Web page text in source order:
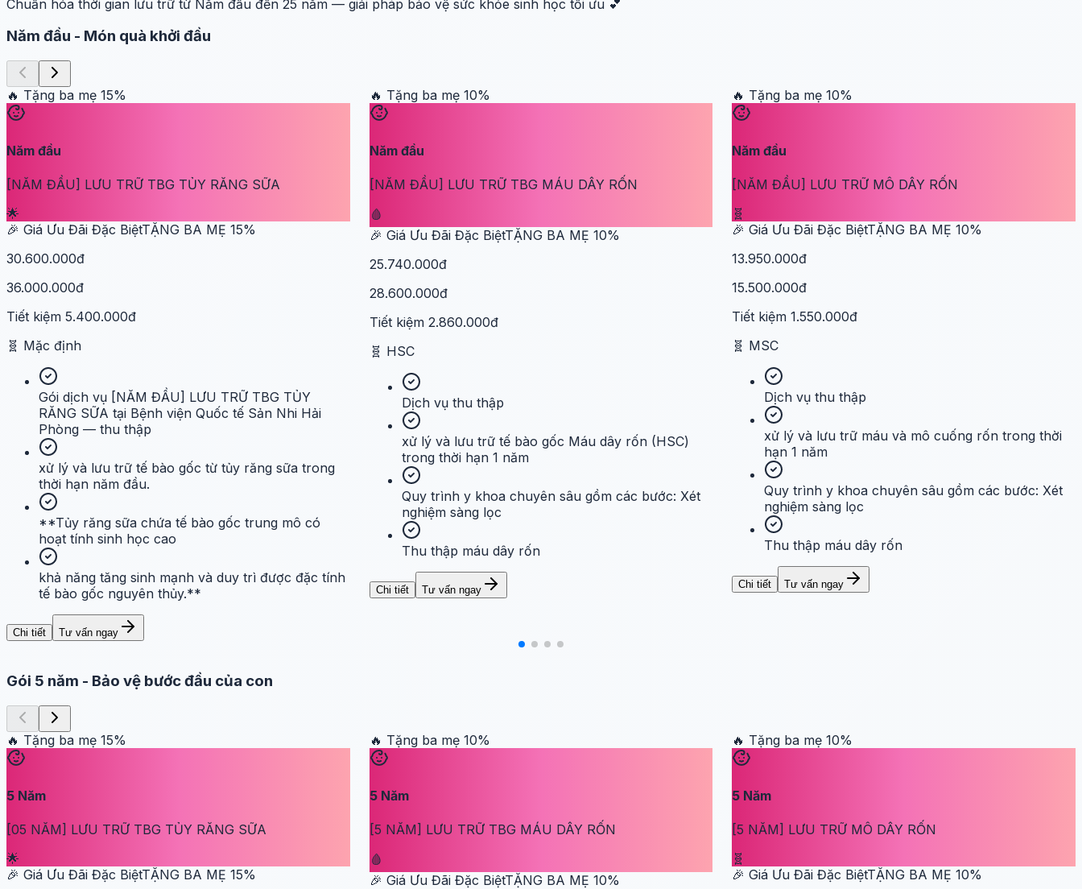
Chuẩn hóa thời gian lưu trữ từ Năm đầu đến 25 năm — giải pháp bảo vệ sức khỏe sinh học tối ưu 💕
Năm đầu - Món quà khởi đầu
🔥 Tặng ba mẹ 15%
Năm đầu
[NĂM ĐẦU] LƯU TRỮ TBG TỦY RĂNG SỮA
🌟
🎉 Giá Ưu Đãi Đặc BiệtTẶNG BA MẸ 15%
30.600.000đ
36.000.000đ
Tiết kiệm 5.400.000đ
🧬 Mặc định
Gói dịch vụ [NĂM ĐẦU] LƯU TRỮ TBG TỦY
RĂNG SỮA tại Bệnh viện Quốc tế Sản Nhi Hải
Phòng — thu thập
xử lý và lưu trữ tế bào gốc từ tủy răng sữa trong
thời hạn năm đầu.
**Tủy răng sữa chứa tế bào gốc trung mô có
hoạt tính sinh học cao
khả năng tăng sinh mạnh và duy trì được đặc tính
tế bào gốc nguyên thủy.**
Chi tiết Tư vấn ngay
🔥 Tặng ba mẹ 10%
Năm đầu
[NĂM ĐẦU] LƯU TRỮ TBG MÁU DÂY RỐN
🩸
🎉 Giá Ưu Đãi Đặc BiệtTẶNG BA MẸ 10%
25.740.000đ
28.600.000đ
Tiết kiệm 2.860.000đ
🧬 HSC
Dịch vụ thu thập
xử lý và lưu trữ tế bào gốc Máu dây rốn (HSC)
trong thời hạn 1 năm
Quy trình y khoa chuyên sâu gồm các bước: Xét
nghiệm sàng lọc
Thu thập máu dây rốn
Chi tiết Tư vấn ngay
🔥 Tặng ba mẹ10%
Năm đầu
[NĂM ĐẦU] LƯU TRỮ MÔ DÂY RỐN
🧬
🎉 Giá Ưu Đãi Đặc BiệtTẶNG BA MẸ10%
13.950.000đ
15.500.000đ
Tiết kiệm1.550.000đ
🧬 MSC
Dịch vụ thu thập
xử lý và lưu trữ máu và mô cuống rốn trong thời
hạn 1 năm
Quy trình y khoa chuyên sâu gồm các bước: Xét
nghiệm sàng lọc
Thu thập máu dây rốn
Chi tiết Tư vấn ngay
Gói 5 năm - Bảo vệ bước đầu của con
🔥 Tặng ba mẹ 15%
5 Năm
[05 NĂM] LƯU TRỮ TBG TỦY RĂNG SỮA
🌟
🎉 Giá Ưu Đãi Đặc BiệtTẶNG BA MẸ 15%
🔥 Tặng ba mẹ 10%
5 Năm
[5 NĂM] LƯU TRỮ TBG MÁU DÂY RỐN
🩸
🎉 Giá Ưu Đãi Đặc BiệtTẶNG BA MẸ 10%
🔥 Tặng ba mẹ10%
5 Năm
[5 NĂM] LƯU TRỮ MÔ DÂY RỐN
🧬
🎉 Giá Ưu Đãi Đặc BiệtTẶNG BA MẸ10%